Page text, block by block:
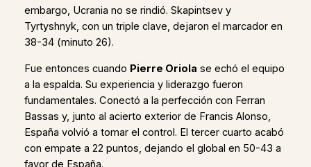
embargo, Ucrania no se rindió. Skapintsev y
Tyrtyshnyk, con un triple clave, dejaron el marcador en
38-34 (minuto 26).
Fue entonces cuando Pierre Oriola se echó el equipo
a la espalda. Su experiencia y liderazgo fueron
fundamentales. Conectó a la perfección con Ferran
Bassas y, junto al acierto exterior de Francis Alonso,
España volvió a tomar el control. El tercer cuarto acabó
con empate a 22 puntos, dejando el global en 50-43 a
favor de España.